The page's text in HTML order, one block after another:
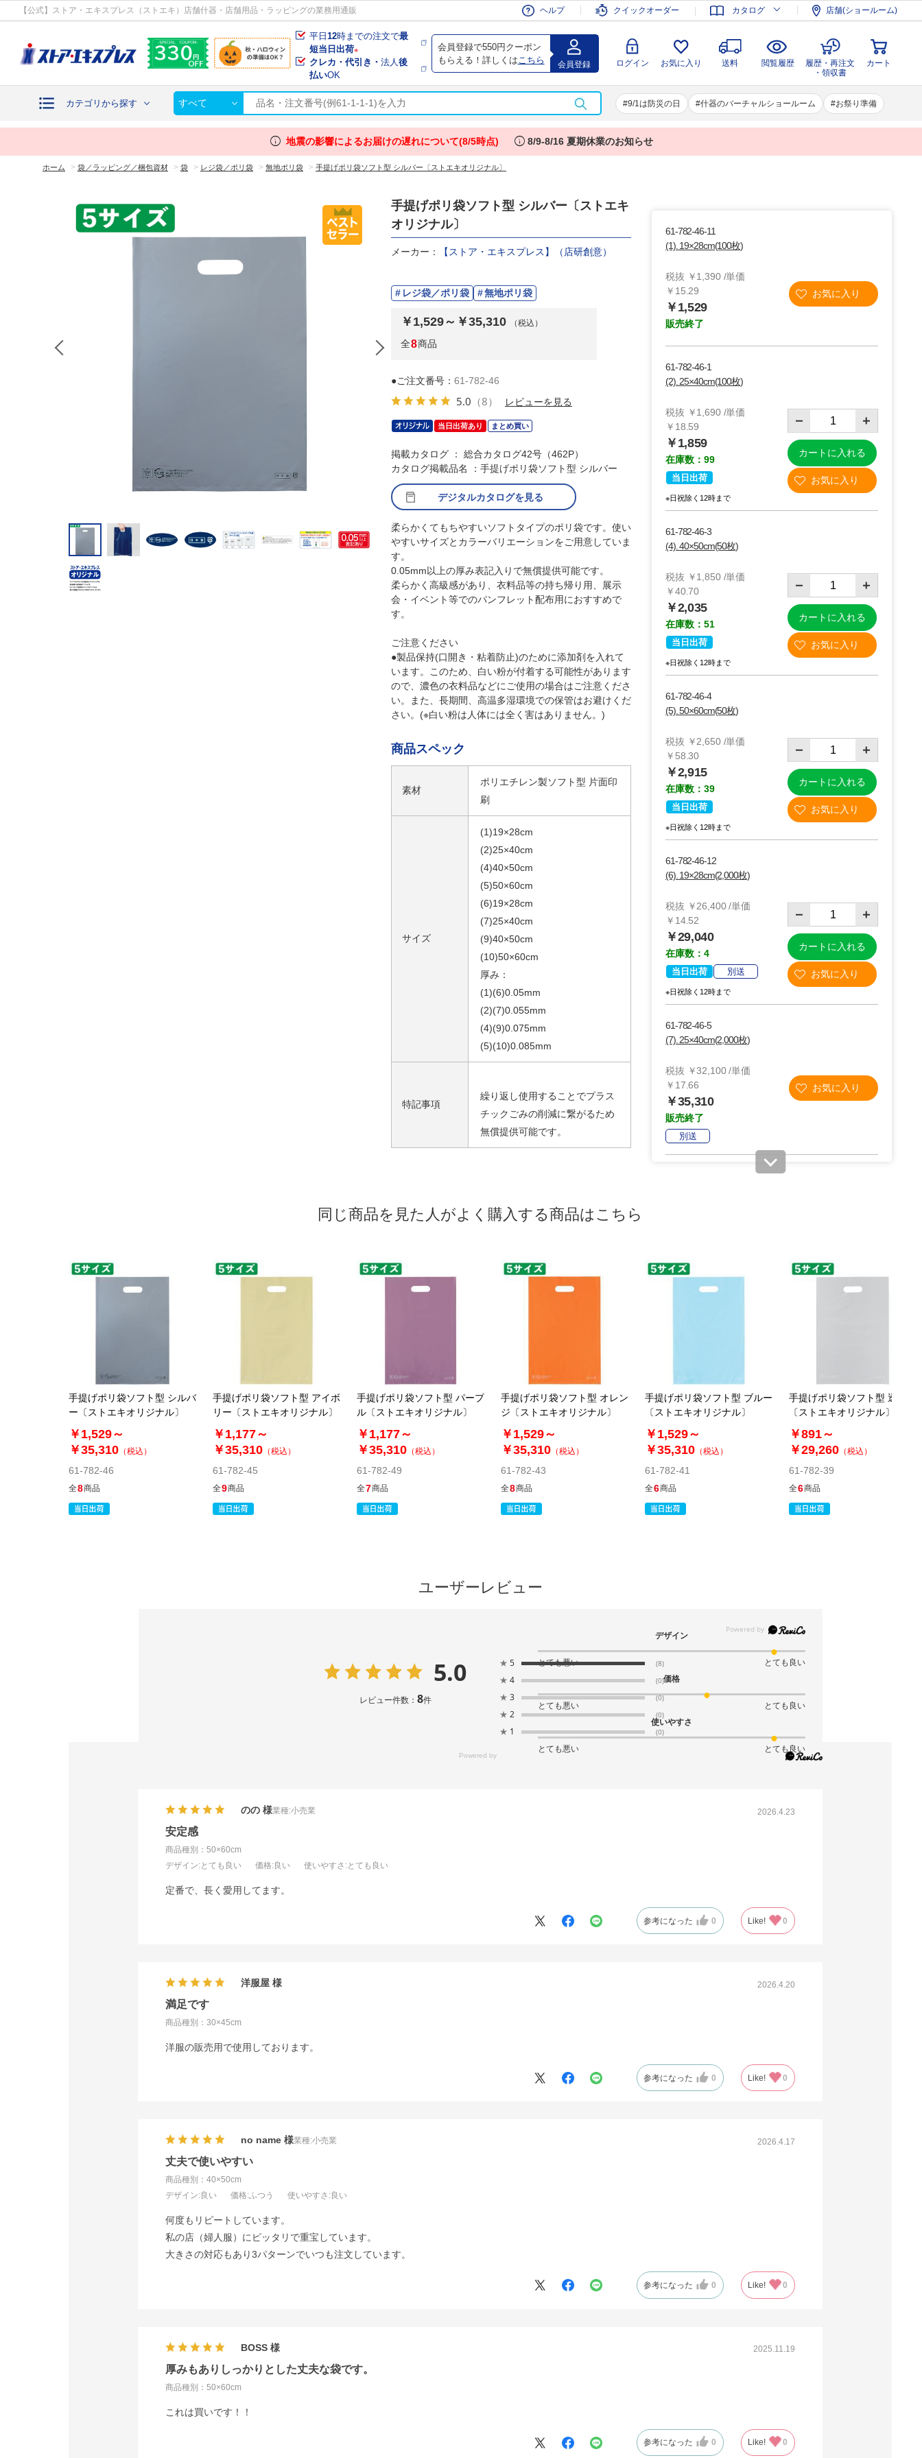
【公式】ストア・エキスプレス（ストエキ）店舗什器・店舗用品・ラッピングの業務用通販 ヘルプ クイックオーダー カタログ 店舗(ショールーム)
平日12時までの注文で最
短当日出荷※
クレカ・代引き・法人後
払いOK
会員登録で550円クーポン
もらえる！詳しくは こちら 会員登録 ログイン お気に入り 送料 閲覧履歴
履歴・再注文
・領収書
カート
カテゴリから探す すべて 9/1は防災の日 什器のバーチャルショールーム お祭り準備
会員登録 ログイン お気に入り 送料 閲覧履歴
履歴・再注文
・領収書
カート
info 地震の影響によるお届けの遅れについて(8/5時点) info 8/9-8/16 夏期休業のお知らせ
ホーム > 袋／ラッピング／梱包資材 > 袋 > レジ袋／ポリ袋 > 無地ポリ袋 > 手提げポリ袋ソフト型 シルバー〔ストエキオリジナル〕
使用例※画像は色違い（ネイビー）
手提げポリ袋ソフト型 シルバー〔ストエキ
オリジナル〕
メーカー： 【ストア・エキスプレス】（店研創意）
レジ袋／ポリ袋 無地ポリ袋
￥1,529～￥35,310 （税込）
全8商品
●ご注文番号： 61-782-46
5.0 （8） レビューを見る
当日出荷あり まとめ買い
掲載カタログ ： 総合カタログ42号（462P）
デジタルカタログを見る
カタログ掲載品名 ：手提げポリ袋ソフト型 シルバー
柔らかくてもちやすいソフトタイプのポリ袋です。使い
やすいサイズとカラーバリエーションをご用意していま
す。
0.05mm以上の厚み表記入りで無償提供可能です。
柔らかく高級感があり、衣料品等の持ち帰り用、展示
会・イベント等でのパンフレット配布用におすすめで
す。
ご注意ください
●製品保持(口開き・粘着防止)のために添加剤を入れて
います。このため、白い粉が付着する可能性があります
ので、濃色の衣料品などにご使用の場合はご注意くださ
い。また、長期間、高温多湿環境での保管はお避けくだ
さい。(※白い粉は人体には全く害はありません。)
商品スペック
素材
ポリエチレン製ソフト型 片面印
刷
サイズ
(1)19×28cm
(2)25×40cm
(4)40×50cm
(5)50×60cm
(6)19×28cm
(7)25×40cm
(9)40×50cm
(10)50×60cm
厚み：
(1)(6)0.05mm
(2)(7)0.055mm
(4)(9)0.075mm
(5)(10)0.085mm
特記事項
繰り返し使用することでプラス
チックごみの削減に繋がるため
無償提供可能です。
61-782-46-11
(1). 19×28cm(100枚)
税抜 ￥1,390 /単価
￥15.29
￥1,529
販売終了
61-782-46-1
(2). 25×40cm(100枚)
税抜 ￥1,690 /単価
￥18.59
￥1,859
在庫数：99
当日出荷
※日祝除く12時まで
カートに入れる
61-782-46-3
(4). 40×50cm(50枚)
税抜 ￥1,850 /単価
￥40.70
￥2,035
在庫数：51
当日出荷
※日祝除く12時まで
カートに入れる
61-782-46-4
(5). 50×60cm(50枚)
税抜 ￥2,650 /単価
￥58.30
￥2,915
在庫数：39
当日出荷
※日祝除く12時まで
カートに入れる
61-782-46-12
(6). 19×28cm(2,000枚)
税抜 ￥26,400 /単価
￥14.52
￥29,040
在庫数：4
当日出荷 別送
※日祝除く12時まで
カートに入れる
61-782-46-5
(7). 25×40cm(2,000枚)
税抜 ￥32,100 /単価
￥17.66
￥35,310
販売終了
別送
在庫数：1
当日出荷
カートに入れる
税抜 ￥25,100 /単価
￥55.22
￥27,610
販売終了
同じ商品を見た人がよく購入する商品はこちら
手提げポリ袋ソフト型 シルバ
ー〔ストエキオリジナル〕
￥1,529～
￥35,310 （税込）
61-782-46
全8商品
手提げポリ袋ソフト型 アイボ
リー〔ストエキオリジナル〕
￥1,177～
￥35,310 （税込）
61-782-45
全9商品
手提げポリ袋ソフト型 パープ
ル〔ストエキオリジナル〕
￥1,177～
￥35,310 （税込）
61-782-49
全7商品
手提げポリ袋ソフト型 オレン
ジ〔ストエキオリジナル〕
￥1,529～
￥35,310 （税込）
61-782-43
全8商品
手提げポリ袋ソフト型 ブルー
〔ストエキオリジナル〕
￥1,529～
￥35,310 （税込）
61-782-41
全6商品
手提げポリ袋ソフト型 透明
〔ストエキオリジナル〕
￥891～
￥29,260 （税込）
61-782-39
全6商品
ユーザーレビュー
5.0
レビュー件数： 8件
★ 5 (8)
★ 4 (0)
★ 3 (0)
★ 2 (0)
★ 1 (0)
デザイン
とても悪い
とても良い
価格
とても悪い
とても良い
使いやすさ
とても悪い とても良い
2026.4.23
安定感
商品種別：50×60cm
デザイン:とても良い 価格:良い 使いやすさ :とても良い
のの 業種:小売業
定番で、長く愛用してます。
参考になった 0 Like! 0
2026.4.20
満足です
商品種別：30×45cm
洋服屋
洋服の販売用で使用しております。
参考になった 0 Like! 0
2026.4.17
丈夫で使いやすい
商品種別：40×50cm
デザイン:良い 価格:ふつう 使いやすさ :良い
no name 業種:小売業
何度もリピートしています。
私の店（婦人服）にピッタリで重宝しています。
大きさの対応もあり3パターンでいつも注文しています。
参考になった 0 Like! 0
2025.11.19
厚みもありしっかりとした丈夫な袋です。
商品種別：50×60cm
BOSS
これは買いです！！
参考になった 0 Like! 0